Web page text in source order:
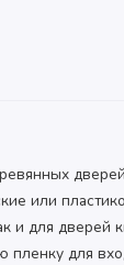
или
и для дверей
пленку для